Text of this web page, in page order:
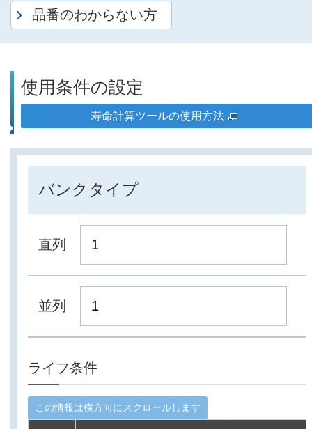
品番のわからない方
使用条件の設定
寿命計算ツールの使用方法
バンクタイプ
直列
並列
ライフ条件